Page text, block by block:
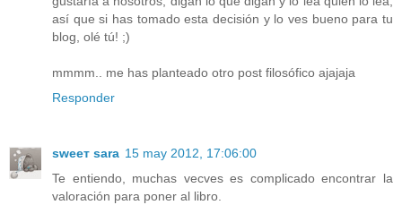
así que si has tomado esta decisión y lo ves bueno para tu
blog, olé tú! ;)
mmmm.. me has planteado otro post filosófico ajajaja
Responder
ѕweeт ѕara 15 may 2012, 17:06:00
Te entiendo, muchas vecves es complicado encontrar la
valoración para poner al libro.